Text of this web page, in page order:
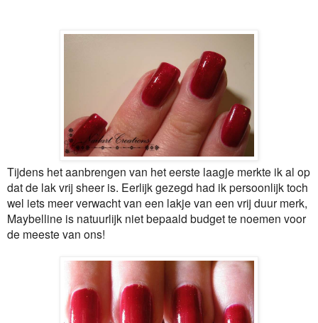
Tijdens het aanbrengen van het eerste laagje merkte ik al op
dat de lak vrij sheer is. Eerlijk gezegd had ik persoonlijk toch
wel iets meer verwacht van een lakje van een vrij duur merk,
Maybelline is natuurlijk niet bepaald budget te noemen voor
de meeste van ons!